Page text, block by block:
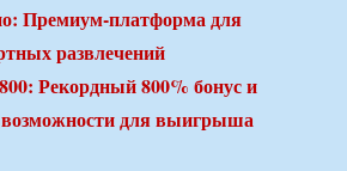
Премиум-платформа для
развлечений
Рекордный 800% бонус и
возможности для выигрыша